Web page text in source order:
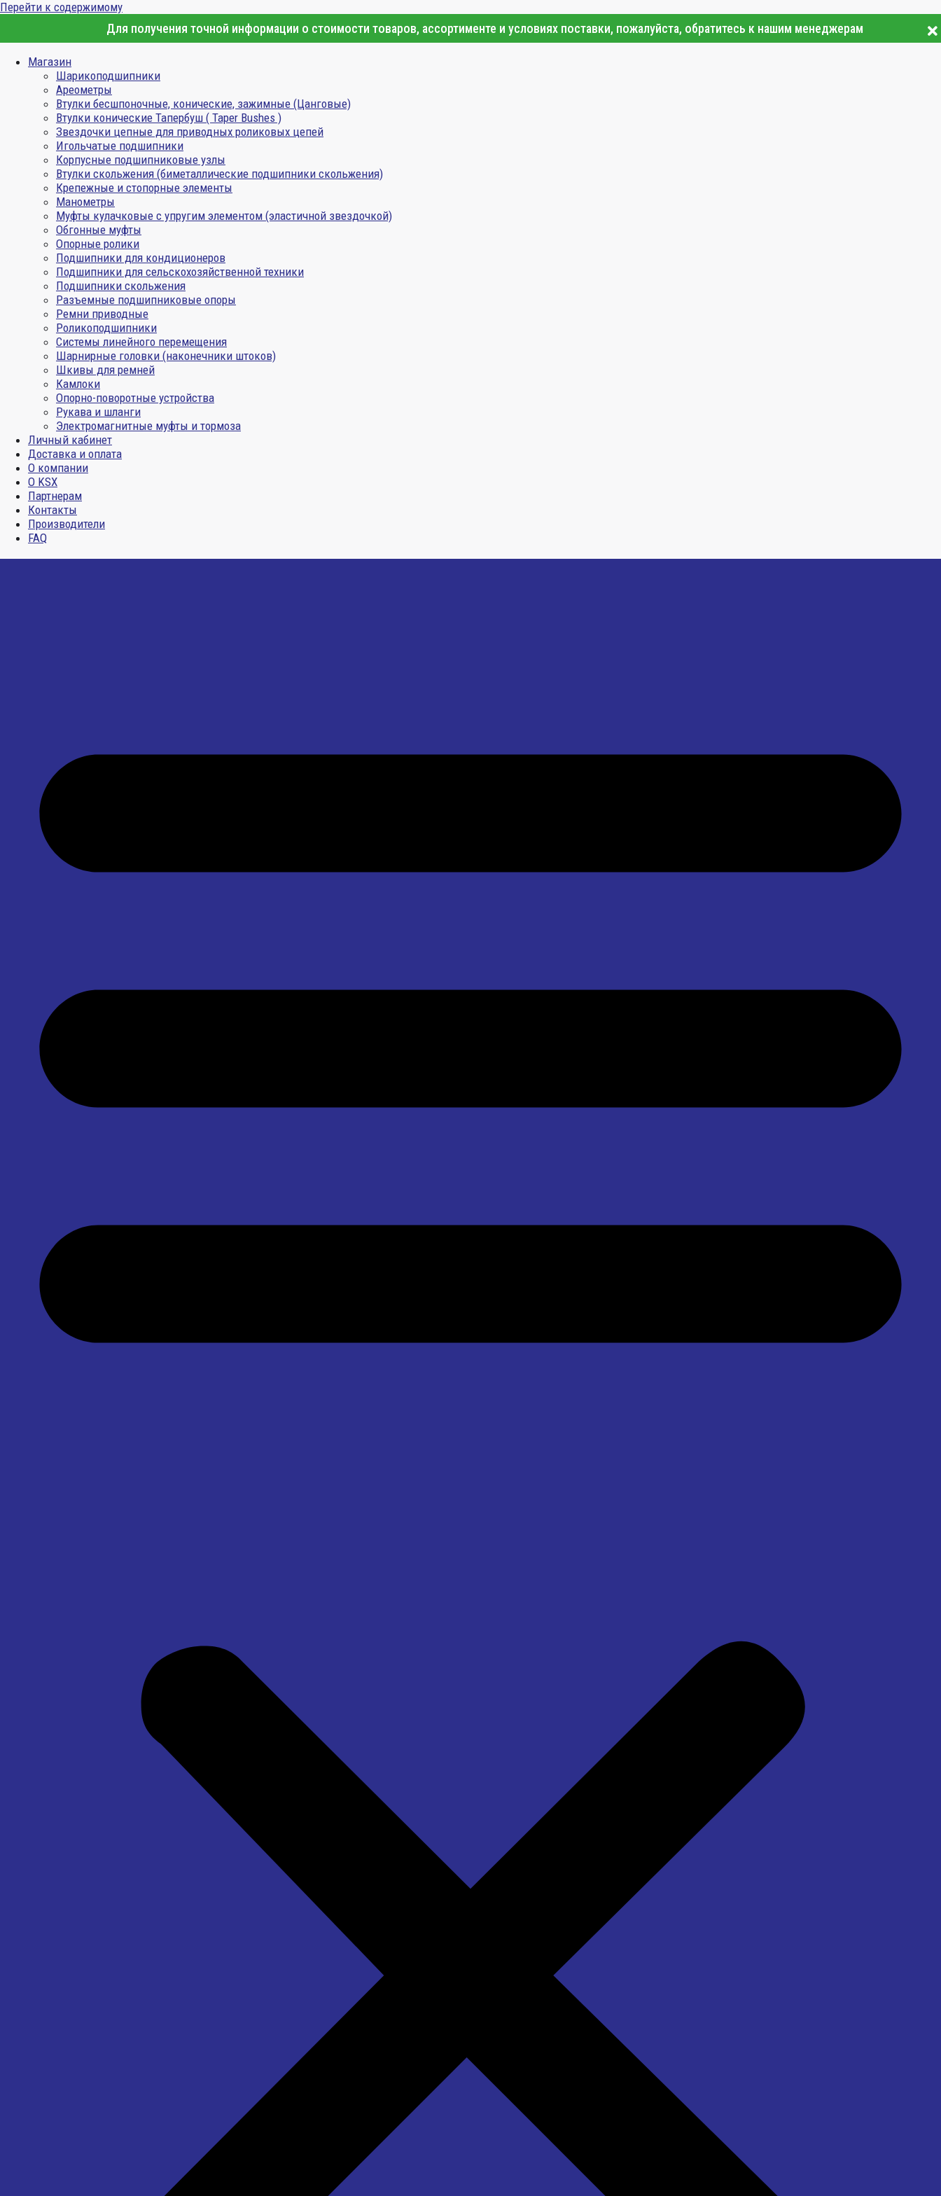
Перейти к содержимому
Для получения точной информации о стоимости товаров, ассортименте и условиях поставки, пожалуйста, обратитесь к нашим менеджерам
Магазин
Шарикоподшипники
Ареометры
Втулки бесшпоночные, конические, зажимные (Цанговые)
Втулки конические Тапербуш ( Taper Bushes )
Звездочки цепные для приводных роликовых цепей
Игольчатые подшипники
Корпусные подшипниковые узлы
Втулки скольжения (биметаллические подшипники скольжения)
Крепежные и стопорные элементы
Манометры
Муфты кулачковые с упругим элементом (эластичной звездочкой)
Обгонные муфты
Опорные ролики
Подшипники для кондиционеров
Подшипники для сельскохозяйственной техники
Подшипники скольжения
Разъемные подшипниковые опоры
Ремни приводные
Роликоподшипники
Системы линейного перемещения
Шарнирные головки (наконечники штоков)
Шкивы для ремней
Камлоки
Опорно-поворотные устройства
Рукава и шланги
Электромагнитные муфты и тормоза
Личный кабинет
Доставка и оплата
О компании
О KSX
Партнерам
Контакты
Производители
FAQ